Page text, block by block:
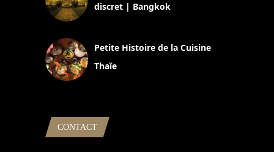
discret | Bangkok
Petite Histoire de la Cuisine
Thaïe
CONTACT